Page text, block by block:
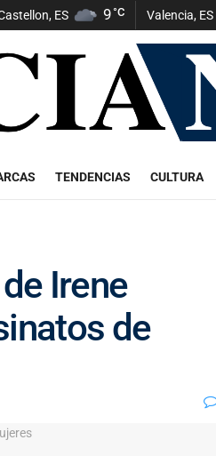
ES 9°C Valencia, ES
TENDENCIAS CULTURA
Irene
de